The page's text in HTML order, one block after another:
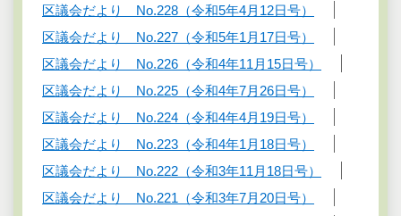
区議会だより No.228（令和5年4月12日号）
区議会だより No.227（令和5年1月17日号）
区議会だより No.226（令和4年11月15日号）
区議会だより No.225（令和4年7月26日号）
区議会だより No.224（令和4年4月19日号）
区議会だより No.223（令和4年1月18日号）
区議会だより No.222（令和3年11月18日号）
区議会だより No.221（令和3年7月20日号）